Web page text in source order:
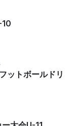
ットボールドリ